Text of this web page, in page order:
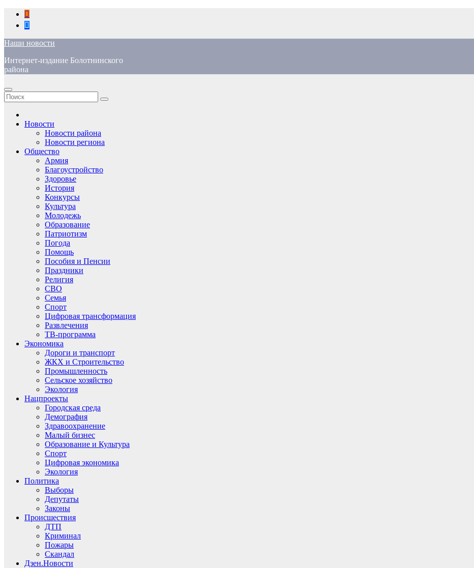
Перейти
содержимому
Наши новости
Интернет-издание Болотнинского
района
Новости
Новости района
Новости региона
Общество
Армия
Благоустройство
Здоровье
История
Конкурсы
Культура
Молодежь
Образование
Патриотизм
Погода
Помощь
Пособия и Пенсии
Праздники
Религия
СВО
Семья
Спорт
Цифровая трансформация
Развлечения
ТВ-программа
Экономика
Дороги и транспорт
ЖКХ и Строительство
Промышленность
Сельское хозяйство
Экология
Нацпроекты
Городская среда
Демография
Здравоохранение
Малый бизнес
Образование и Культура
Спорт
Цифровая экономика
Экология
Политика
Выборы
Депутаты
Законы
Происшествия
ДТП
Криминал
Пожары
Скандал
Дзен.Новости